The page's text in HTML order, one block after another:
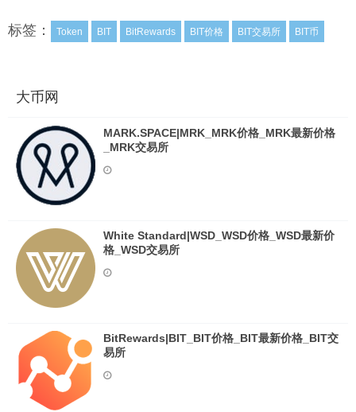
标签： Token BIT BitRewards BIT价格 BIT交易所 BIT币
大币网
MARK.SPACE|MRK_MRK价格_MRK最新价格
_MRK交易所
White Standard|WSD_WSD价格_WSD最新价
格_WSD交易所
BitRewards|BIT_BIT价格_BIT最新价格_BIT交
易所